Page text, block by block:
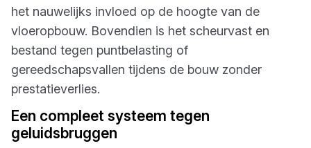
het nauwelijks invloed op de hoogte van de
vloeropbouw. Bovendien is het scheurvast en
bestand tegen puntbelasting of
gereedschapsvallen tijdens de bouw zonder
prestatieverlies.
Een compleet systeem tegen
geluidsbruggen